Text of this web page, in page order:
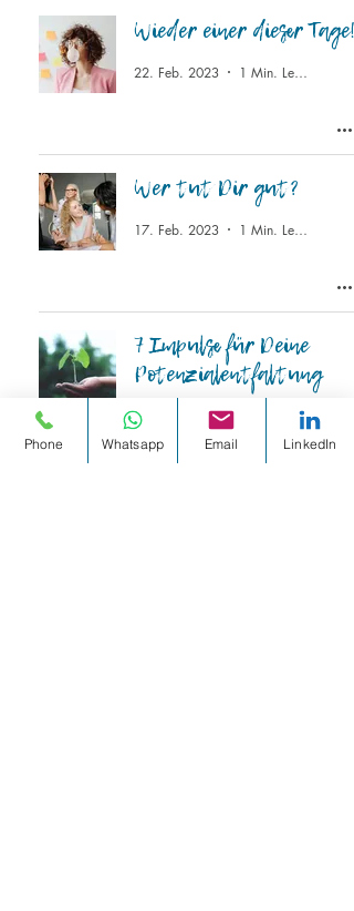
Wieder einer dieser Tage!
22. Feb. 2023 1 Min. Lesezeit
Wer tut Dir gut?
17. Feb. 2023 1 Min. Lesezeit
7 Impulse für Deine
Potenzialentfaltung
6. Okt. 2022 1 Min. Lesezeit
Phone Whatsapp Email LinkedIn